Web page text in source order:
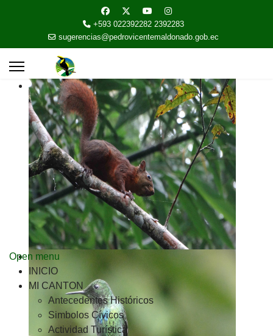
+593 022392282 2392283
sugerencias@pedrovicentemaldonado.gob.ec
Open menu
INICIO
MI CANTON
Antecedentes Históricos
Simbolos Cívicos
Actividad Turística